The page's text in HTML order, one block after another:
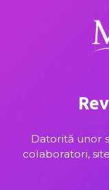
Datorită unor
colaboratori,